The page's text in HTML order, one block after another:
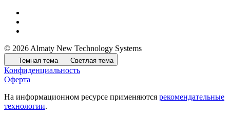
© 2026 Almaty New Technology Systems
Темная тема Светлая тема
Конфиденциальность
Оферта
На информационном ресурсе применяются рекомендательные
технологии.